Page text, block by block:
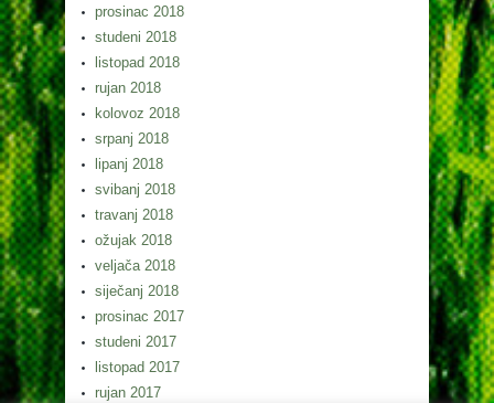
prosinac 2018
studeni 2018
listopad 2018
rujan 2018
kolovoz 2018
srpanj 2018
lipanj 2018
svibanj 2018
travanj 2018
ožujak 2018
veljača 2018
siječanj 2018
prosinac 2017
studeni 2017
listopad 2017
rujan 2017